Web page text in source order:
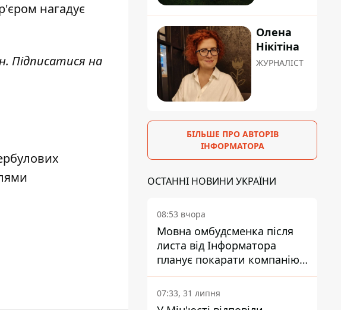
нагадує
Підписатися на
Олена
Нікітіна
ЖУРНАЛІСТ
БІЛЬШЕ ПРО АВТОРІВ
ІНФОРМАТОРА
ОСТАННІ НОВИНИ УКРАЇНИ
08:53 вчора
Мовна омбудсменка після
листа від Інформатора
планує покарати компанію-
підрядника ПриватБанку
07:33, 31 липня